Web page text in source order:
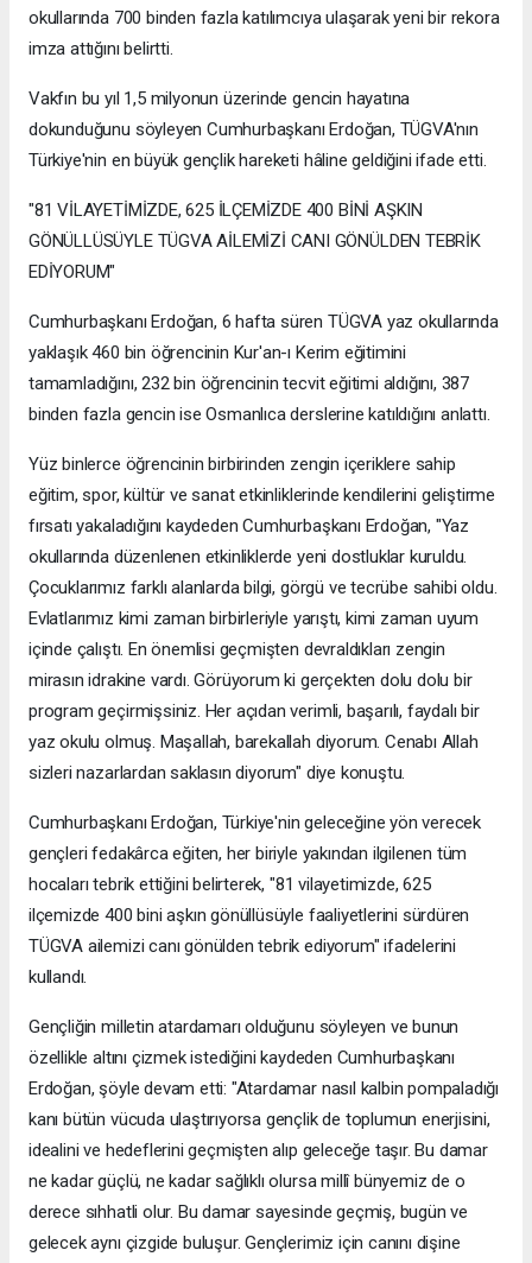
okullarında 700 binden fazla katılımcıya ulaşarak yeni bir rekora
imza attığını belirtti.
Vakfın bu yıl 1,5 milyonun üzerinde gencin hayatına
dokunduğunu söyleyen Cumhurbaşkanı Erdoğan, TÜGVA'nın
Türkiye'nin en büyük gençlik hareketi hâline geldiğini ifade etti.
"81 VİLAYETİMİZDE, 625 İLÇEMİZDE 400 BİNİ AŞKIN
GÖNÜLLÜSÜYLE TÜGVA AİLEMİZİ CANI GÖNÜLDEN TEBRİK
EDİYORUM"
Cumhurbaşkanı Erdoğan, 6 hafta süren TÜGVA yaz okullarında
yaklaşık 460 bin öğrencinin Kur'an-ı Kerim eğitimini
tamamladığını, 232 bin öğrencinin tecvit eğitimi aldığını, 387
binden fazla gencin ise Osmanlıca derslerine katıldığını anlattı.
Yüz binlerce öğrencinin birbirinden zengin içeriklere sahip
eğitim, spor, kültür ve sanat etkinliklerinde kendilerini geliştirme
fırsatı yakaladığını kaydeden Cumhurbaşkanı Erdoğan, "Yaz
okullarında düzenlenen etkinliklerde yeni dostluklar kuruldu.
Çocuklarımız farklı alanlarda bilgi, görgü ve tecrübe sahibi oldu.
Evlatlarımız kimi zaman birbirleriyle yarıştı, kimi zaman uyum
içinde çalıştı. En önemlisi geçmişten devraldıkları zengin
mirasın idrakine vardı. Görüyorum ki gerçekten dolu dolu bir
program geçirmişsiniz. Her açıdan verimli, başarılı, faydalı bir
yaz okulu olmuş. Maşallah, barekallah diyorum. Cenabı Allah
sizleri nazarlardan saklasın diyorum" diye konuştu.
Cumhurbaşkanı Erdoğan, Türkiye'nin geleceğine yön verecek
gençleri fedakârca eğiten, her biriyle yakından ilgilenen tüm
hocaları tebrik ettiğini belirterek, "81 vilayetimizde, 625
ilçemizde 400 bini aşkın gönüllüsüyle faaliyetlerini sürdüren
TÜGVA ailemizi canı gönülden tebrik ediyorum" ifadelerini
kullandı.
Gençliğin milletin atardamarı olduğunu söyleyen ve bunun
özellikle altını çizmek istediğini kaydeden Cumhurbaşkanı
Erdoğan, şöyle devam etti: "Atardamar nasıl kalbin pompaladığı
kanı bütün vücuda ulaştırıyorsa gençlik de toplumun enerjisini,
idealini ve hedeflerini geçmişten alıp geleceğe taşır. Bu damar
ne kadar güçlü, ne kadar sağlıklı olursa millî bünyemiz de o
derece sıhhatli olur. Bu damar sayesinde geçmiş, bugün ve
gelecek aynı çizgide buluşur. Gençlerimiz için canını dişine